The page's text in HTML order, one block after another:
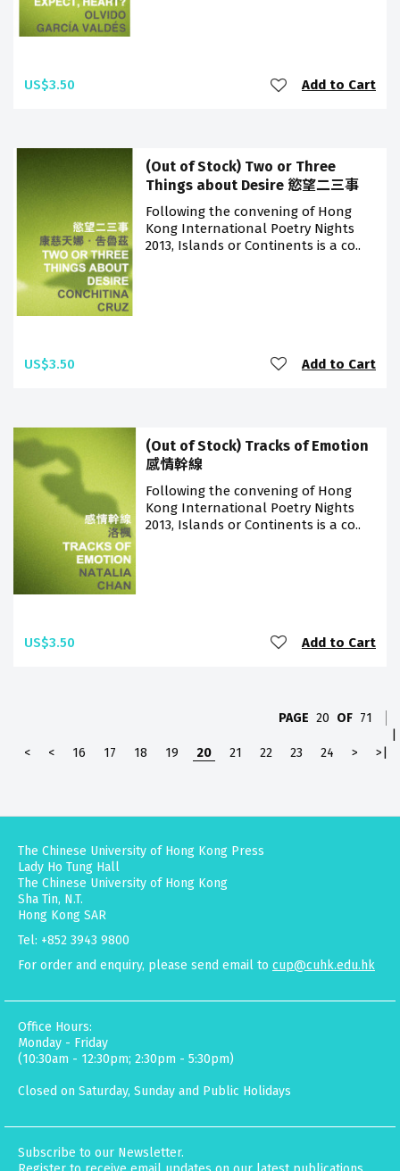
US$3.50 Add to Cart
(Out of Stock) Two or Three
Things about Desire 慾望二三事
Following the convening of Hong
Kong International Poetry Nights
2013, Islands or Continents is a co..
US$3.50 Add to Cart
(Out of Stock) Tracks of Emotion
感情幹線
Following the convening of Hong
Kong International Poetry Nights
2013, Islands or Continents is a co..
US$3.50 Add to Cart
PAGE 20 OF 71
<
< 16 17 18 19 20 21 22 23 24 > >|
The Chinese University of Hong Kong Press
Lady Ho Tung Hall
The Chinese University of Hong Kong
Sha Tin, N.T.
Hong Kong SAR
Tel: +852 3943 9800
For order and enquiry, please send email to cup@cuhk.edu.hk
Office Hours:
Monday - Friday
(10:30am - 12:30pm; 2:30pm - 5:30pm)
Closed on Saturday, Sunday and Public Holidays
Subscribe to our Newsletter.